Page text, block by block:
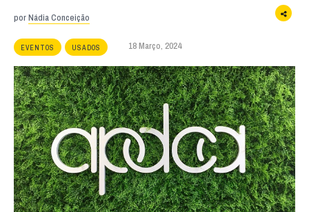
porNádia Conceição
EVENTOS USADOS 18 Março, 2024